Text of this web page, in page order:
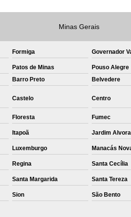
Private Label Roupas
Private Label Têxtil Streetwear Rio
Bones
Private Label
Private Label Confecção
Label de Malhas
Private Label
Sublimação Camiseta
Sublimação de Camisetas de Algodão
Sublimação em Camisetas
Sublimação em Camisetas
Sublimação em Tecido de Algodão
Sublimação Total em Camisetas
Minas Gerais
Formiga Governador
Patos de Minas
Pouso Alegre
Barro Preto Belvedere
Castelo Centro
Floresta Fumec
Itapoã Jardim
Luxemburgo Manacás
Regina Santa Cecília
Santa Margarida Santa Tereza
Sion São Bento